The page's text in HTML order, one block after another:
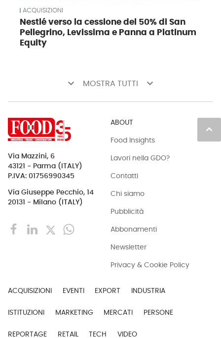
ACQUISIZIONI
Nestlé verso la cessione del 50% di San
Pellegrino, Levissima e Panna a Platinum
Equity
keyboard_arrow_down MOSTRA TUTTI keyboard_arrow_down
keyboard_arrow_up
Via Mazzini, 6
43121 - Parma (ITALY)
P.IVA: 01756990345
Via Giuseppe Pecchio, 14
20131 - Milano (ITALY)
ABOUT
Food Insights
Lavori nella GDO?
Contatti
Chi siamo
Pubblicità
Abbonamenti
Newsletter
Privacy & Cookie Policy
ACQUISIZIONI EVENTI EXPORT INDUSTRIA
ISTITUZIONI MARKETING MERCATI PERSONE
REPORTAGE RETAIL TECH VIDEO